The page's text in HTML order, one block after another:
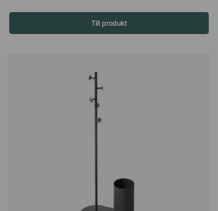
på kärlen du vill fästa dem – eller om du vill låta de vara utan!
Om formgivaren – ADDI Designstudio Addi är en designstudio
baserad i Kalmar som sedan 2006 tillhandahåller både kreativ
och prisbelönt design – för både den skandinaviska och
har genom åren formgivit åt många välkända varumärken.
ADDI står för ADD: Inspiration, Interaktion, Idé och Innovation,
då de anser den kreativa processen som icke linjär. Deras
formskapande utgörs av alla dessa delar, och precis som en
cirkel kan ett projekt starta när som helst, eftersom de andra
med tydliga sorteringssymboler och rymmer 100 liter per kärl.
björkfaner. Står på ett stativ i björkfaner. Med symbol för
Till produkt